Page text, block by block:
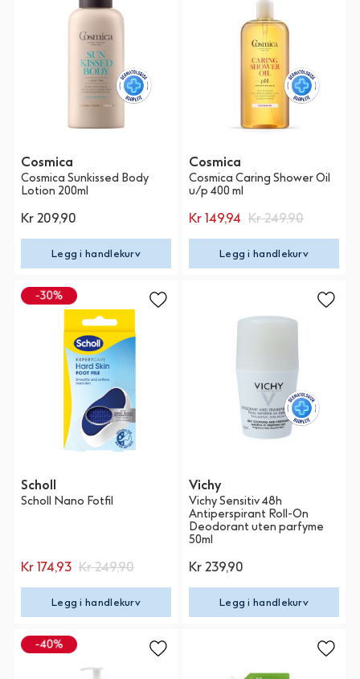
Cosmica
Cosmica Sunkissed Body
Lotion 200ml
Kr 209,90
Legg i handlekurv
Cosmica
Cosmica Caring Shower Oil
u/p 400 ml
Kr 149,94 Kr 249,90
Legg i handlekurv
Scholl
Scholl Nano Fotfil
Kr 174,93 Kr 249,90
Legg i handlekurv
Vichy
Vichy Sensitiv 48h
Antiperspirant Roll-On
Deodorant uten parfyme
50ml
Kr 239,90
Legg i handlekurv